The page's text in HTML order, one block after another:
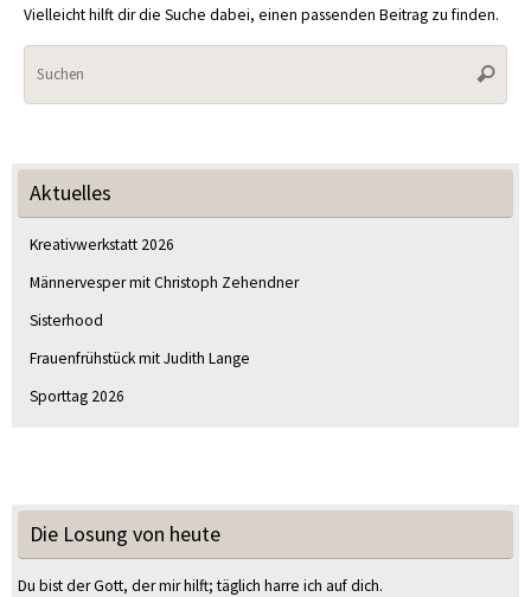
Vielleicht hilft dir die Suche dabei, einen passenden Beitrag zu finden.
Aktuelles
Kreativwerkstatt 2026
Männervesper mit Christoph Zehendner
Sisterhood
Frauenfrühstück mit Judith Lange
Sporttag 2026
Die Losung von heute
Du bist der Gott, der mir hilft; täglich harre ich auf dich.